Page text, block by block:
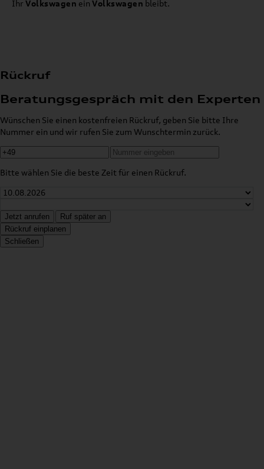
Ihr Volkswagen ein Volkswagen bleibt.
Rückruf
Beratungsgespräch mit den Experten
Wünschen Sie einen kostenfreien Rückruf, geben Sie bitte Ihre
Nummer ein und wir rufen Sie zum Wunschtermin zurück.
Bitte wählen Sie die beste Zeit für einen Rückruf.
Jetzt anrufen
Ruf später an
Rückruf einplanen
Schließen